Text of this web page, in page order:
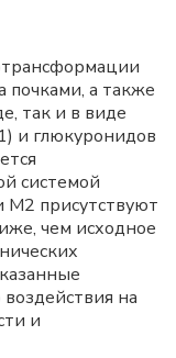
почками, а также
так и в виде
и глюкуронидов
системой
присутствуют
чем исходное
на
и